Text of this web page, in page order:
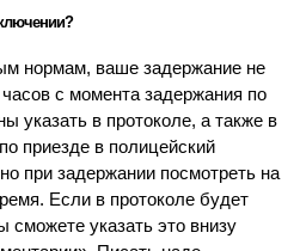
нормам, ваше задержание не
с момента задержания по
указать в протоколе, а также в
приезде в полицейский
при задержании посмотреть на
Если в протоколе будет
сможете указать это внизу